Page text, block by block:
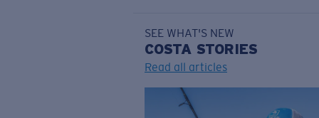
SEE WHAT'S NEW
COSTA STORIES
Read all articles